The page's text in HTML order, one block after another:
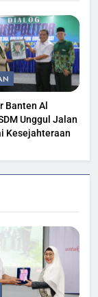
Banten Al
Unggul Jalan
Kesejahteraan